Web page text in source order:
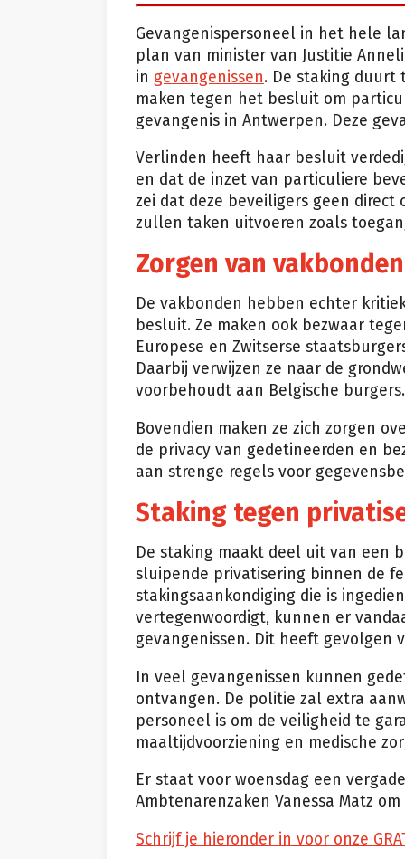
Gevangenispersoneel in het hele
plan van minister van Justitie
in gevangenissen. De staking duurt
maken tegen het besluit om
gevangenis in Antwerpen. Deze
Verlinden heeft haar besluit
en dat de inzet van particuliere
zei dat deze beveiligers geen
zullen taken uitvoeren zoals
Zorgen van vakbonden
De vakbonden hebben echter
besluit. Ze maken ook bezwaar
Europese en Zwitserse
Daarbij verwijzen ze naar de
voorbehoudt aan Belgische burgers.
Bovendien maken ze zich zorgen
de privacy van gedetineerden en
aan strenge regels voor
Staking tegen
De staking maakt deel uit van een
sluipende privatisering binnen de
stakingsaankondiging die is
vertegenwoordigt, kunnen er
gevangenissen. Dit heeft gevolgen
In veel gevangenissen kunnen
ontvangen. De politie zal extra
personeel is om de veiligheid te
maaltijdvoorziening en medische
Er staat voor woensdag een
Ambtenarenzaken Vanessa Matz
Schrijf je hieronder in voor onze